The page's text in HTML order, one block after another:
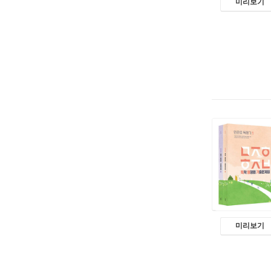
미리보기
미리보기